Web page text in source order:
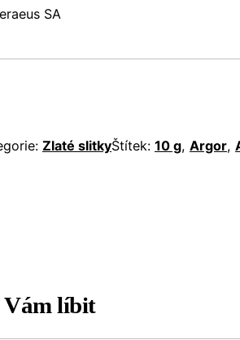
SA
Zlaté slitkyŠtítek: 10 g, Argor,
Vám líbit